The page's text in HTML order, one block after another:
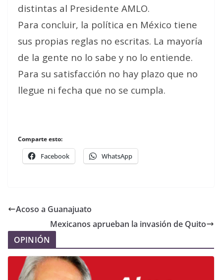
distintas al Presidente AMLO.
Para concluir, la política en México tiene
sus propias reglas no escritas. La mayoría
de la gente no lo sabe y no lo entiende.
Para su satisfacción no hay plazo que no
llegue ni fecha que no se cumpla.
Comparte esto:
Facebook WhatsApp
Acoso a Guanajuato
Mexicanos aprueban la invasión de Quito
OPINIÓN